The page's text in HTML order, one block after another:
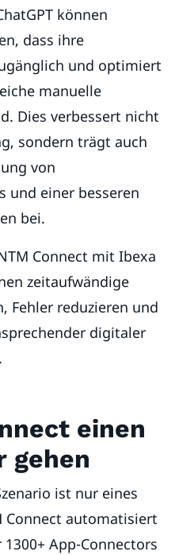
können
dass ihre
und optimiert
manuelle
Dies verbessert nicht
sondern trägt auch
von
und einer besseren
bei.
Connect mit Ibexa
zeitaufwändige
Fehler reduzieren und
digitaler
einen
gehen
ist nur eines
Connect automatisiert
App-Connectors